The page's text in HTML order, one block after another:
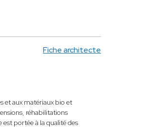
Fiche architecte
et aux matériaux bio et
réhabilitations
portée à la qualité des